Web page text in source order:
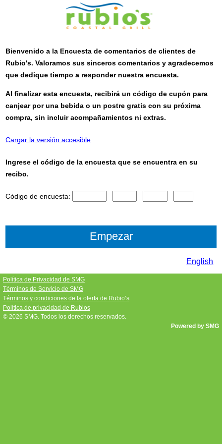
Bienvenido a la Encuesta de comentarios de clientes de
Rubio's. Valoramos sus sinceros comentarios y agradecemos
que dedique tiempo a responder nuestra encuesta.
Al finalizar esta encuesta, recibirá un código de cupón para
canjear por una bebida o un postre gratis con su próxima
compra, sin incluir acompañamientos ni extras.
Cargar la versión accesible
Ingrese el código de la encuesta que se encuentra en su
recibo.
Código de encuesta:
English
Política de Privacidad de SMG
Términos de Servicio de SMG
Términos y condiciones de la oferta de Rubio’s
Política de privacidad de Rubios
© 2026 SMG. Todos los derechos reservados.
Powered by SMG